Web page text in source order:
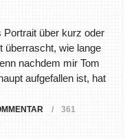
über kurz oder
überrascht, wie lange
nachdem mir Tom
aufgefallen ist, hat
361